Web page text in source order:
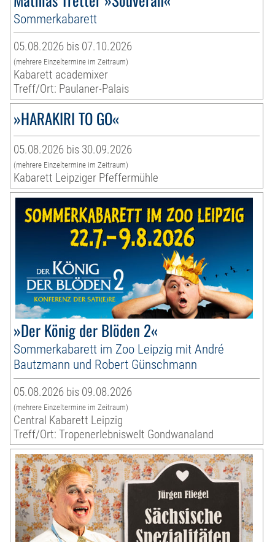
Sommerkabarett
05.08.2026 bis 07.10.2026
(mehrere Einzeltermine im Zeitraum)
Kabarett academixer
Treff/Ort: Paulaner-Palais
»HARAKIRI TO GO«
05.08.2026 bis 30.09.2026
(mehrere Einzeltermine im Zeitraum)
Kabarett Leipziger Pfeffermühle
»Der König der Blöden 2«
Sommerkabarett im Zoo Leipzig mit André
Bautzmann und Robert Günschmann
05.08.2026 bis 09.08.2026
(mehrere Einzeltermine im Zeitraum)
Central Kabarett Leipzig
Treff/Ort: Tropenerlebniswelt Gondwanaland